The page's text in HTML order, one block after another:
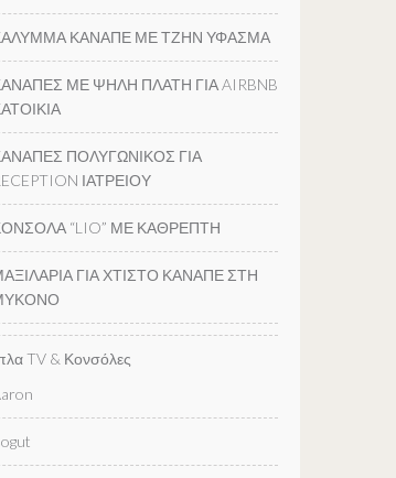
ΚΑΝΑΠΕ ΜΕ ΤΖΗΝ ΥΦΑΣΜΑ
ΜΕ ΨΗΛΗ ΠΛΑΤΗ ΓΙΑ AIRBNB
ΠΟΛΥΓΩΝΙΚΟΣ ΓΙΑ
ΙΑΤΡΕΙΟΥ
“LIO” ΜΕ ΚΑΘΡΕΠΤΗ
ΓΙΑ ΧΤΙΣΤΟ ΚΑΝΑΠΕ ΣΤΗ
TV & Κονσόλες